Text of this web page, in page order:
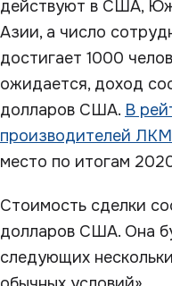
действуют в США,
Азии, а число
достигает 1000
ожидается, доход
долларов США. В
производителей
место по итогам
Стоимость сделки
долларов США. Она
следующих